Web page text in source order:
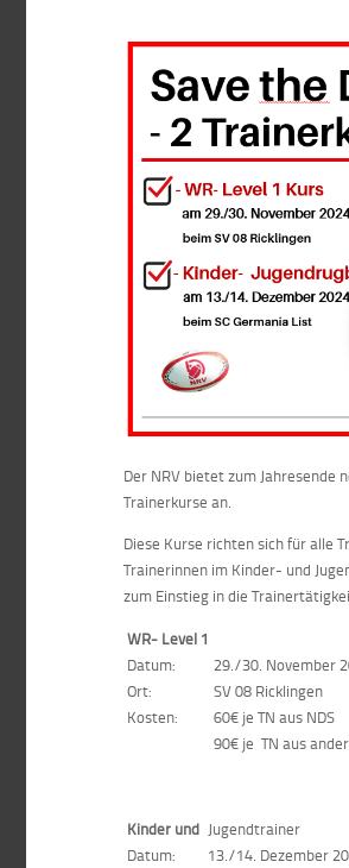
Der NRV bietet zum Jahresende
Trainerkurse an.
Diese Kurse richten sich für alle
Trainerinnen im Kinder- und
zum Einstieg in die
WR- Level 1
Datum:
29./30. November
Ort:
SV 08 Ricklingen
Kosten:
60€ je TN aus NDS
90€ je TN aus
Kinder und Jugendtrainer
Datum:
13./14. Dezember